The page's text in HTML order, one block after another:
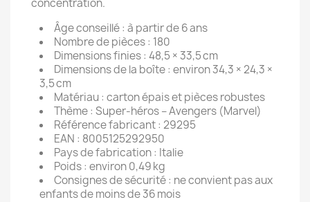
concentration.
Âge conseillé : à partir de 6 ans
Nombre de pièces : 180
Dimensions finies : 48,5 × 33,5 cm
Dimensions de la boîte : environ 34,3 × 24,3 ×
3,5 cm
Matériau : carton épais et pièces robustes
Thème : Super-héros – Avengers (Marvel)
Référence fabricant : 29295
EAN : 8005125292950
Pays de fabrication : Italie
Poids : environ 0,49 kg
Consignes de sécurité : ne convient pas aux
enfants de moins de 36 mois